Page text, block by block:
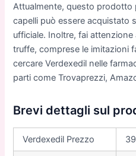
Attualmente, questo prodotto
capelli può essere acquistato
ufficiale. Inoltre, fai
truffe, comprese le imitazioni
cercare Verdexedil nelle
parti come Trovaprezzi,
Brevi dettagli sul
Verdexedil Prezzo